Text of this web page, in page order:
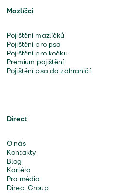
Mazlíčci
Pojištění mazlíčků
Pojištění pro psa
Pojištění pro kočku
Premium pojištění
Pojištění psa do zahraničí
Direct
O nás
Kontakty
Blog
Kariéra
Pro média
Direct Group